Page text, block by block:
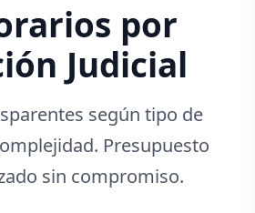
por
Judicial
según tipo de
Presupuesto
sin compromiso.